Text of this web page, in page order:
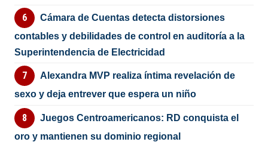
Cámara de Cuentas detecta distorsiones
contables y debilidades de control en auditoría a la
Superintendencia de Electricidad
Alexandra MVP realiza íntima revelación de
sexo y deja entrever que espera un niño
Juegos Centroamericanos: RD conquista el
oro y mantienen su dominio regional